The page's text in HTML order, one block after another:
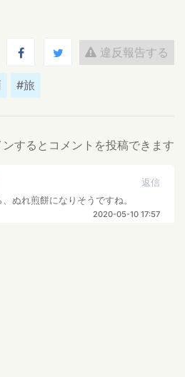
違反報告する
#旅
ンするとコメントを投稿できます
返信
ぬれ煎餅になりそうですね。
2020-05-10 17:57